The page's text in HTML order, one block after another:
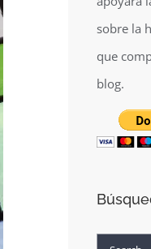
sobre la
que
blog.